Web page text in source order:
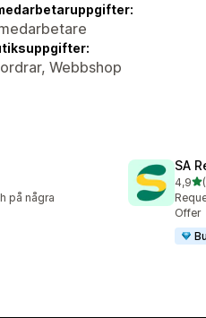
Webbshop
på några
SA
4,9av
612
Offer